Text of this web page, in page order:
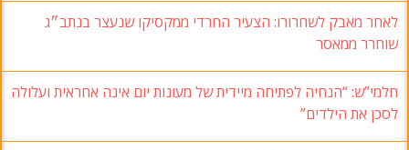
לאחר מאבק לשחרורו: הצעיר החרדי ממקסיקו שנעצר בנתב״ג
שוחרר ממאסר
חלמי”ש: “הנחיה לפתיחה מיידית של מעונות יום אינה אחראית ועלולה
לסכן את הילדים”